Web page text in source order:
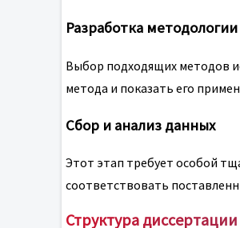
Разработка методологии
Выбор подходящих методов
метода и показать его
Сбор и анализ данных
Этот этап требует особой
соответствовать
Структура диссертации